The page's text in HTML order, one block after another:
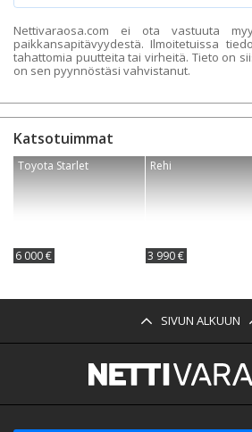
Nettivaraosa.com ei ota vastuuta
paikkansapitävyydestä. Ilmoitetuissa
tahattomia puutteita tai virheitä. Tieto on
on sen pyynnöstäsi vahvistanut.
Katsotuimmat
Toyota Starlet
6 000 €
Rehi
3 990 €
SIVUN ALKUUN